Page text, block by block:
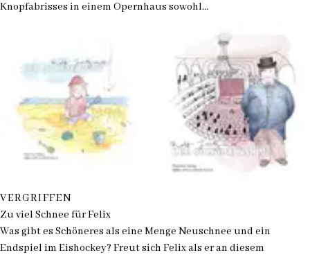
Knopfabrisses in einem Opernhaus sowohl…
VERGRIFFEN
Zu viel Schnee für Felix
Was gibt es Schöneres als eine Menge Neuschnee und ein
Endspiel im Eishockey? Freut sich Felix als er an diesem